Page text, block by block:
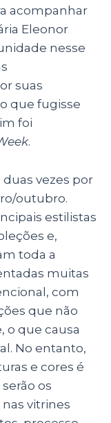
acompanhar
Eleonor
nesse
suas
que fugisse
foi
.
vezes por
outubro.
estilistas
e,
toda a
muitas
com
que não
o que causa
No entanto,
e cores é
os
nas vitrines